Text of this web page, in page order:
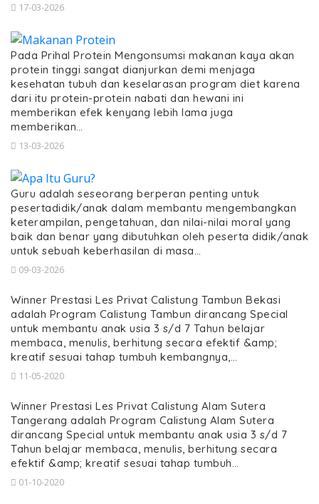
17-03-2026
Pada Prihal Protein Mengonsumsi makanan kaya akan
protein tinggi sangat dianjurkan demi menjaga
kesehatan tubuh dan keselarasan program diet karena
dari itu protein-protein nabati dan hewani ini
memberikan efek kenyang lebih lama juga
memberikan…
13-03-2026
Guru adalah seseorang berperan penting untuk
pesertadidik/anak dalam membantu mengembangkan
keterampilan, pengetahuan, dan nilai-nilai moral yang
baik dan benar yang dibutuhkan oleh peserta didik/anak
untuk sebuah keberhasilan di masa…
09-03-2026
Winner Prestasi Les Privat Calistung Tambun Bekasi
adalah Program Calistung Tambun dirancang Special
untuk membantu anak usia 3 s/d 7 Tahun belajar
membaca, menulis, berhitung secara efektif &amp;
kreatif sesuai tahap tumbuh kembangnya,…
11-05-2020
Winner Prestasi Les Privat Calistung Alam Sutera
Tangerang adalah Program Calistung Alam Sutera
dirancang Special untuk membantu anak usia 3 s/d 7
Tahun belajar membaca, menulis, berhitung secara
efektif &amp; kreatif sesuai tahap tumbuh…
01-10-2020